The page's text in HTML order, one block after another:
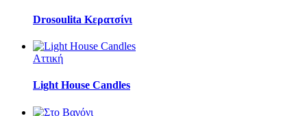
Drosoulita Κερατσίνι
Αττική
Light House Candles